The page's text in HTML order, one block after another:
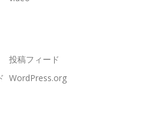
投稿フィード
WordPress.org